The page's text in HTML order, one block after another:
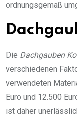
ordnungsgemäß
Die Dachgauben
verschiedenen
verwendeten
Euro und 12.500
ist daher